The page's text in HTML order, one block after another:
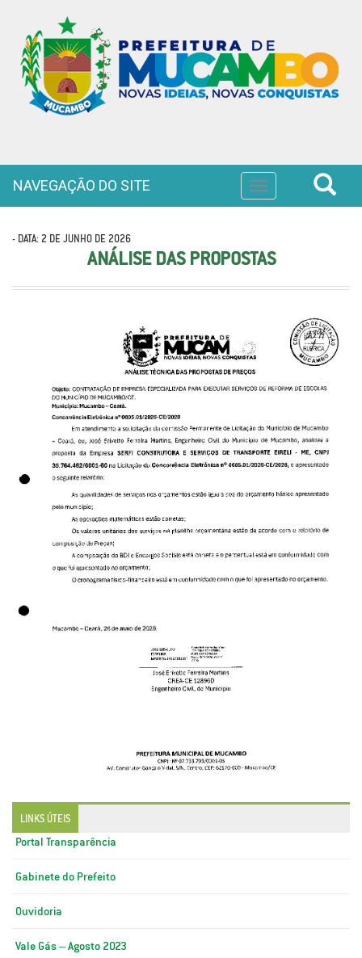
Toggle
navigation
NAVEGAÇÃO DO SITE
- DATA: 2 DE JUNHO DE 2026
ANÁLISE DAS PROPOSTAS
LINKS ÚTEIS
Portal Transparência
Gabinete do Prefeito
Ouvidoria
Vale Gás – Agosto 2023